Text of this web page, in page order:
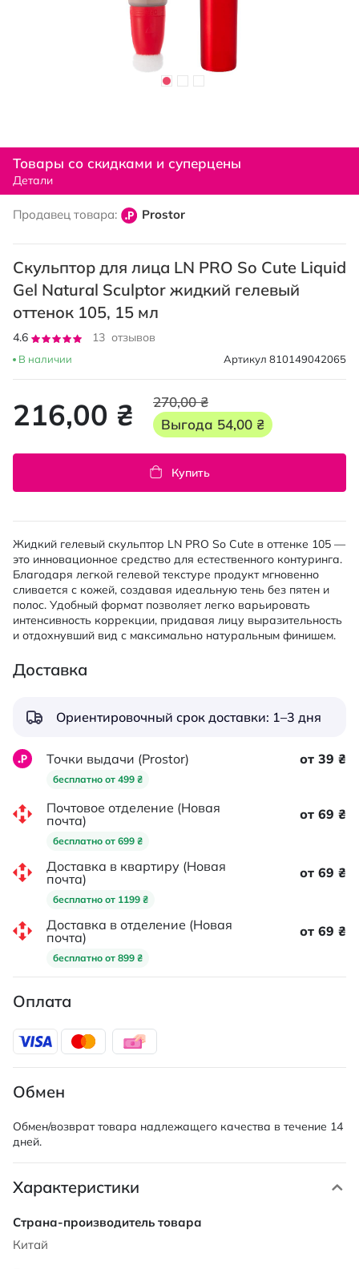
к
началу
галереи
Товары со скидками и суперцены
Детали
Продавец товара: Prostor
Скульптор для лица LN PRO So Cute Liquid
Gel Natural Sculptor жидкий гелевый
оттенок 105, 15 мл
Рейтинг:
4.6
13 отзывов
В наличии Артикул 810149042065
216,00 ₴
270,00 ₴
Выгода 54,00 ₴
Купить
Жидкий гелевый скульптор LN PRO So Cute в оттенке 105 —
это инновационное средство для естественного контуринга.
Благодаря легкой гелевой текстуре продукт мгновенно
сливается с кожей, создавая идеальную тень без пятен и
полос. Удобный формат позволяет легко варьировать
интенсивность коррекции, придавая лицу выразительность
и отдохнувший вид с максимально натуральным финишем.
Доставка
Ориентировочный срок доставки: 1–3 дня
Точки выдачи (Prostor)
бесплатно от 499 ₴
от 39 ₴
Почтовое отделение (Новая
почта)
бесплатно от 699 ₴
от 69 ₴
Доставка в квартиру (Новая
почта)
бесплатно от 1199 ₴
от 69 ₴
Доставка в отделение (Новая
почта)
бесплатно от 899 ₴
от 69 ₴
Оплата
Обмен
Обмен/возврат товара надлежащего качества в течение 14
дней.
Характеристики
Характеристики
Китай